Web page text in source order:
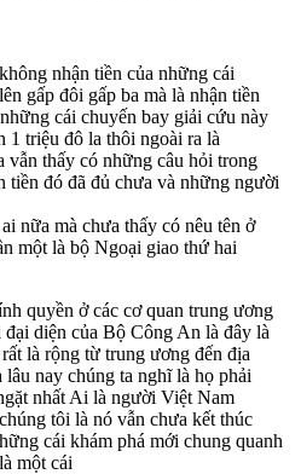
nhận tiền của những cái
gấp đôi gấp ba mà là nhận tiền
cái chuyến bay giải cứu này
1 triệu đô la thôi ngoài ra là
vẫn thấy có những câu hỏi trong
tiền đó đã đủ chưa và những người
nữa mà chưa thấy có nêu tên ở
một là bộ Ngoại giao thứ hai
quyền ở các cơ quan trung ương
diện của Bộ Công An là đây là
là rộng từ trung ương đến địa
nay chúng ta nghĩ là họ phải
nhất Ai là người Việt Nam
tôi là nó vẫn chưa kết thúc
cái khám phá mới chung quanh
một cái